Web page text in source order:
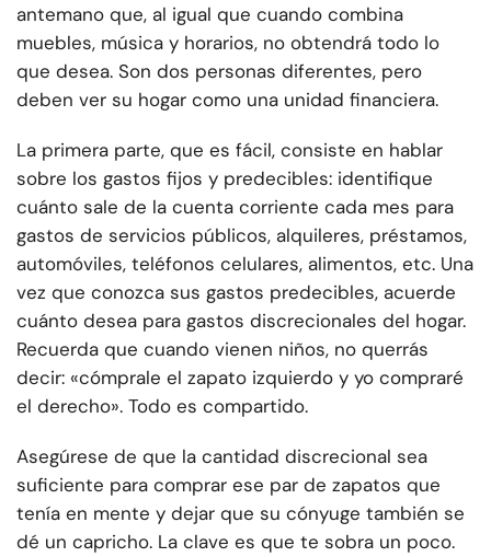
antemano que, al igual que cuando combina
muebles, música y horarios, no obtendrá todo lo
que desea. Son dos personas diferentes, pero
deben ver su hogar como una unidad financiera.
La primera parte, que es fácil, consiste en hablar
sobre los gastos fijos y predecibles: identifique
cuánto sale de la cuenta corriente cada mes para
gastos de servicios públicos, alquileres, préstamos,
automóviles, teléfonos celulares, alimentos, etc. Una
vez que conozca sus gastos predecibles, acuerde
cuánto desea para gastos discrecionales del hogar.
Recuerda que cuando vienen niños, no querrás
decir: «cómprale el zapato izquierdo y yo compraré
el derecho». Todo es compartido.
Asegúrese de que la cantidad discrecional sea
suficiente para comprar ese par de zapatos que
tenía en mente y dejar que su cónyuge también se
dé un capricho. La clave es que te sobra un poco.